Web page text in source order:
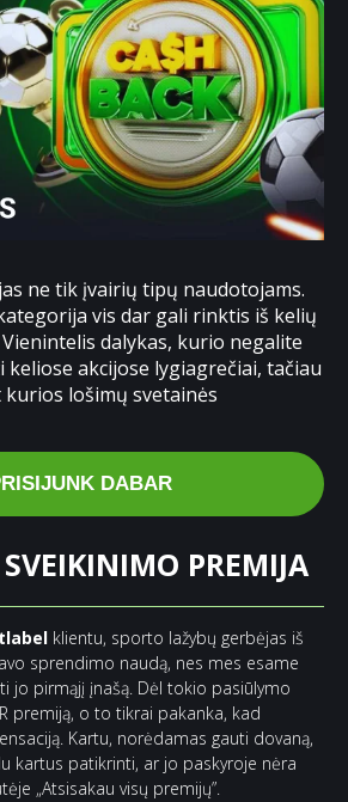
ne tik įvairių tipų naudotojams.
vis dar gali rinktis iš kelių
dalykas, kurio negalite
keliose akcijose lygiagrečiai, tačiau
lošimų svetainės
DABAR
PREMIJA
klientu, sporto lažybų gerbėjas iš
sprendimo naudą, nes mes esame
jo pirmąjį įnašą. Dėl tokio pasiūlymo
premiją, o to tikrai pakanka, kad
Kartu, norėdamas gauti dovaną,
kartus patikrinti, ar jo paskyroje nėra
„Atsisakau visų premijų”.